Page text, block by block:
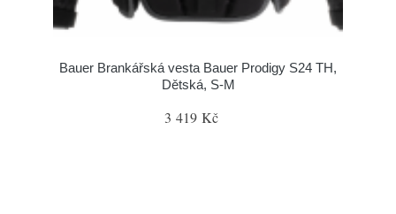
Bauer Brankářská vesta Bauer Prodigy S24 TH,
Dětská, S-M
3 419 Kč